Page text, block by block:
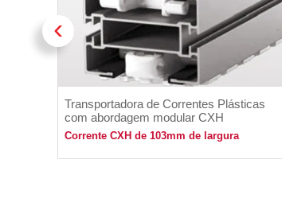
Transportadora de Correntes Plásticas
com abordagem modular CXH
Corrente CXH de 103mm de largura
‹